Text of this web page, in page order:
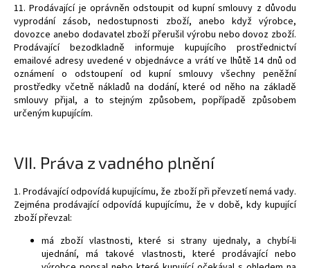
11. Prodávající je oprávněn odstoupit od kupní smlouvy z důvodu
vyprodání zásob, nedostupnosti zboží, anebo když výrobce,
dovozce anebo dodavatel zboží přerušil výrobu nebo dovoz zboží.
Prodávající bezodkladně informuje kupujícího prostřednictví
emailové adresy uvedené v objednávce a vrátí ve lhůtě 14 dnů od
oznámení o odstoupení od kupní smlouvy všechny peněžní
prostředky včetně nákladů na dodání, které od něho na základě
smlouvy přijal, a to stejným způsobem, popřípadě způsobem
určeným kupujícím.
VII. Práva z vadného plnění
1. Prodávající odpovídá kupujícímu, že zboží při převzetí nemá vady.
Zejména prodávající odpovídá kupujícímu, že v době, kdy kupující
zboží převzal:
má zboží vlastnosti, které si strany ujednaly, a chybí-li
ujednání, má takové vlastnosti, které prodávající nebo